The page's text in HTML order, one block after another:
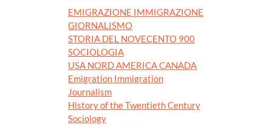
EMIGRAZIONE IMMIGRAZIONE
GIORNALISMO
STORIA DEL NOVECENTO 900
SOCIOLOGIA
USA NORD AMERICA CANADA
Emigration Immigration
Journalism
History of the Twentieth Century
Sociology